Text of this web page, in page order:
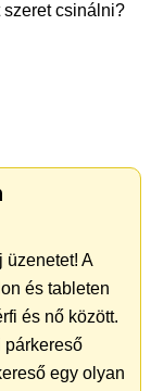
szeret csinálni?
üzenetet! A
és tableten
és nő között.
párkereső
egy olyan